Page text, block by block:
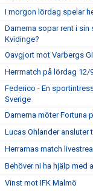
I morgon lördag spelar
Damerna sopar rent i
Kvidinge?
Oavgjort mot Varbergs
Herrmatch på lördag 12/
Federico - En
Sverige
Damerna möter Fortuna
Lucas Ohlander ansluter
Herrarnas match
Behöver ni ha hjälp med
Vinst mot IFK Malmö